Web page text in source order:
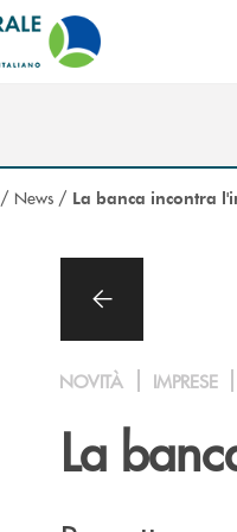
/ News / La banca incontra
NOVITÀ IMPRESE
La